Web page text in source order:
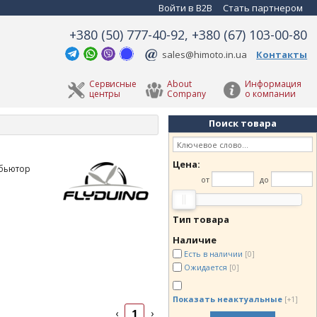
Войти в B2B Стать партнером
+380 (50) 777-40-92, +380 (67) 103-00-80
sales@himoto.in.ua Контакты
Информация
о компании
About
Company
Сервисные
центры
‹ 1 ›
Поиск товара
Цена:
от до
Тип товара
Наличие
Есть в наличии [0]
Ожидается [0]
Показать неактуальные [+1]